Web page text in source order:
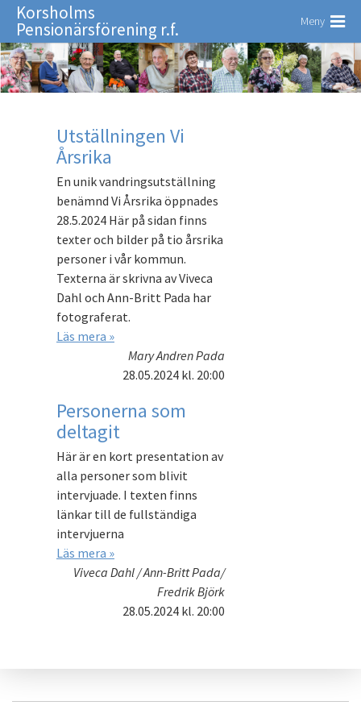
Korsholms
Pensionärsförening r.f. Meny
Utställningen Vi
Årsrika
En unik vandringsutställning
benämnd Vi Årsrika öppnades
28.5.2024 Här på sidan finns
texter och bilder på tio årsrika
personer i vår kommun.
Texterna är skrivna av Viveca
Dahl och Ann-Britt Pada har
fotograferat.
Läs mera »
Mary Andren Pada
28.05.2024 kl. 20:00
Personerna som
deltagit
Här är en kort presentation av
alla personer som blivit
intervjuade. I texten finns
länkar till de fullständiga
intervjuerna
Läs mera »
Viveca Dahl / Ann-Britt Pada/
Fredrik Björk
28.05.2024 kl. 20:00